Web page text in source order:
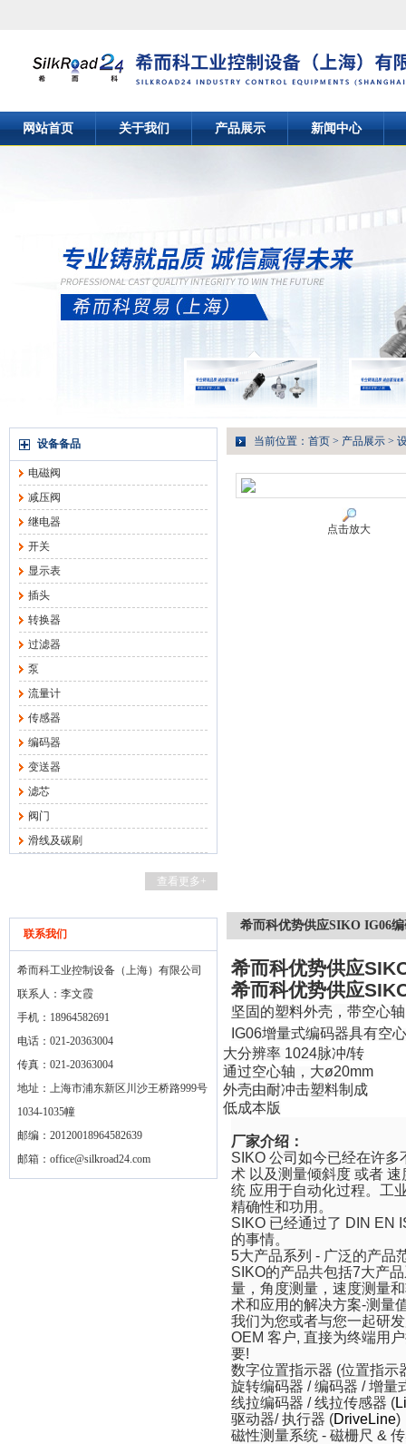
网站首页 关于我们 产品展示 新闻中心
设备备品
电磁阀
减压阀
继电器
开关
显示表
插头
转换器
过滤器
泵
流量计
传感器
编码器
变送器
滤芯
阀门
滑线及碳刷
查看更多+
联系我们
希而科工业控制设备（上海）有限公司
联系人：李文霞
手机：18964582691
电话：021-20363004
传真：021-20363004
地址：上海市浦东新区川沙王桥路999号
1034-1035幢
邮编：20120018964582639
邮箱： office@silkroad24.com
当前位置： 首页 > 产品展示 >
点击放大
希而科优势供应SIKO IG06
希而科优势供应
希而科优势供应
坚固的塑料外壳，带空心轴
IG06增量式编码器具有空
大分辨率 1024脉冲/转
通过空心轴，大ø20mm
外壳由耐冲击塑料制成
低成本版
厂家介绍：
SIKO 公司如今已经在许多
术 以及测量倾斜度 或者
统 应用于自动化过程。工
精确性和功用。
SIKO 已经通过了 DIN EN
的事情。
5大产品系列 - 广泛的产品
SIKO的产品共包括7大产
量，角度测量，速度测量
术和应用的解决方案-测量
我们为您或者与您一起研
OEM 客户, 直接为终端用
要!
数字位置指示器 (位置指示
旋转编码器 /编码器 /增量
线拉编码器 /线拉传感器 (
驱动器/执行器 (DriveLine)
磁性测量系统 - 磁栅尺 &